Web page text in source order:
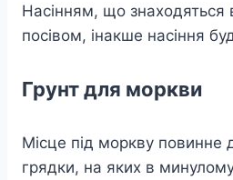
Насінням, що знаходяться
посівом, інакше насіння
Грунт для моркви
Місце під моркву
грядки, на яких в